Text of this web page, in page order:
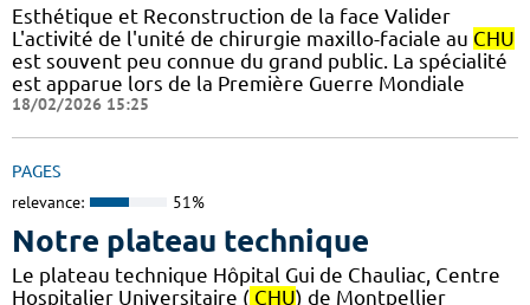
Esthétique et Reconstruction de la face Valider
L'activité de l'unité de chirurgie maxillo-faciale au CHU
est souvent peu connue du grand public. La spécialité
est apparue lors de la Première Guerre Mondiale
18/02/2026 15:25
PAGES
relevance: 51%
Notre plateau technique
Le plateau technique Hôpital Gui de Chauliac, Centre
Hospitalier Universitaire ( CHU) de Montpellier